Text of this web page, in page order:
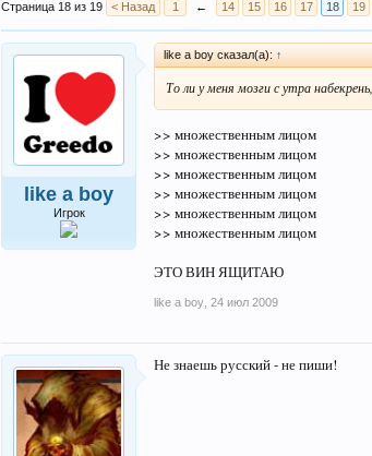
Страница 18 из 19 < Назад 1 ← 14 15 16 17 18 19
like a boy
Игрок
like a boy сказал(а): ↑
То ли у меня мозги с утра
>> множественным лицом
>> множественным лицом
>> множественным лицом
>> множественным лицом
>> множественным лицом
>> множественным лицом
ЭТО ВИН ЯЩИТАЮ
like a boy 24 июл 2009
Не знаешь русский - не пиши!